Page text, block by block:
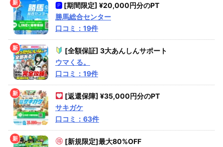
🅿 [期間限定] ¥20,000円分のPT
勝馬総合センター
口コミ：19件
[全額保証] 3大あんしんサポート
ウマくる。
口コミ：19件
[返還保障] ¥35,000円分のPT
サキガケ
口コミ：63件
[新規限定]最大80%OFF